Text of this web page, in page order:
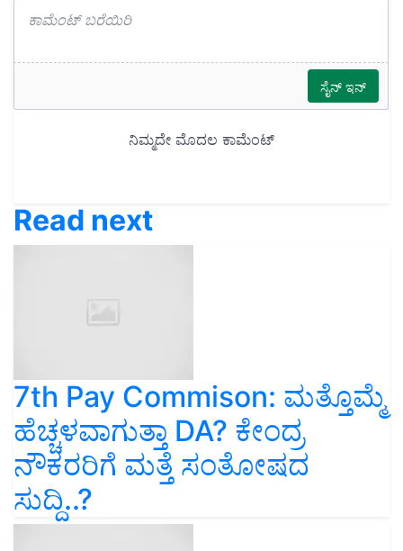
Read next
7th Pay Commison: ಮತ್ತೊಮ್ಮೆ
ಹೆಚ್ಚಳವಾಗುತ್ತಾ DA? ಕೇಂದ್ರ
ನೌಕರರಿಗೆ ಮತ್ತೆ ಸಂತೋಷದ
ಸುದ್ದಿ..?